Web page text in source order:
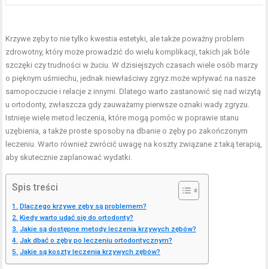
Krzywe zęby to nie tylko kwestia estetyki, ale także poważny problem
zdrowotny, który może prowadzić do wielu komplikacji, takich jak bóle
szczęki czy trudności w żuciu. W dzisiejszych czasach wiele osób marzy
o pięknym uśmiechu, jednak niewłaściwy zgryz może wpływać na nasze
samopoczucie i relacje z innymi. Dlatego warto zastanowić się nad wizytą
u ortodonty, zwłaszcza gdy zauważamy pierwsze oznaki wady zgryzu.
Istnieje wiele metod leczenia, które mogą pomóc w poprawie stanu
uzębienia, a także proste sposoby na dbanie o zęby po zakończonym
leczeniu. Warto również zwrócić uwagę na koszty związane z taką terapią,
aby skutecznie zaplanować wydatki.
Spis treści
Dlaczego krzywe zęby są problemem?
Kiedy warto udać się do ortodonty?
Jakie są dostępne metody leczenia krzywych zębów?
Jak dbać o zęby po leczeniu ortodontycznym?
Jakie są koszty leczenia krzywych zębów?